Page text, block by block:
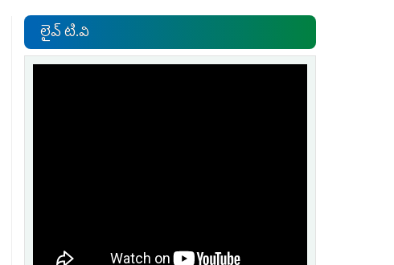
లైవ్ టి.వి